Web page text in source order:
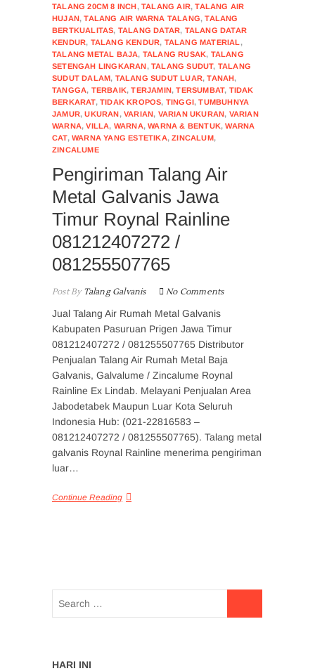
TALANG 20CM 8 INCH,TALANG AIR,TALANG AIR
HUJAN,TALANG AIR WARNA TALANG,TALANG
BERTKUALITAS, TALANG DATAR, TALANG DATAR
KENDUR, TALANG KENDUR, TALANG MATERIAL ,
TALANG METAL BAJA, TALANG RUSAK, TALANG
SETENGAH LINGKARAN,TALANG SUDUT, TALANG
SUDUT DALAM, TALANG SUDUT LUAR,TANAH,
TANGGA, TERBAIK,TERJAMIN,TERSUMBAT, TIDAK
BERKARAT,TIDAK KROPOS, TINGGI,TUMBUHNYA
JAMUR,UKURAN,VARIAN, VARIAN UKURAN, VARIAN
WARNA,VILLA, WARNA,WARNA & BENTUK,WARNA
CAT,WARNA YANG ESTETIKA,ZINCALUM,
ZINCALUME
Pengiriman Talang Air
Metal Galvanis Jawa
Timur Roynal Rainline
081212407272 /
081255507765
Post ByTalang Galvanis No Comments
Jual Talang Air Rumah Metal Galvanis
Kabupaten Pasuruan Prigen Jawa Timur
081212407272 / 081255507765 Distributor
Penjualan Talang Air Rumah Metal Baja
Galvanis, Galvalume / Zincalume Roynal
Rainline Ex Lindab. Melayani Penjualan Area
Jabodetabek Maupun Luar Kota Seluruh
Indonesia Hub: (021-22816583 –
081212407272 / 081255507765). Talang metal
galvanis Roynal Rainline menerima pengiriman
luar…
Continue Reading
HARI INI